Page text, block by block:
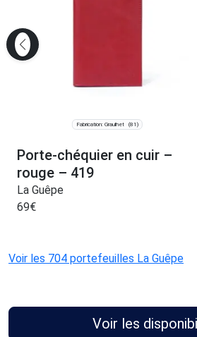
Fabrication: Graulhet (81)
Porte-chéquier en cuir –
rouge – 419
La Guêpe
69€
Voir les 704 portefeuilles La Guêpe
Voir les